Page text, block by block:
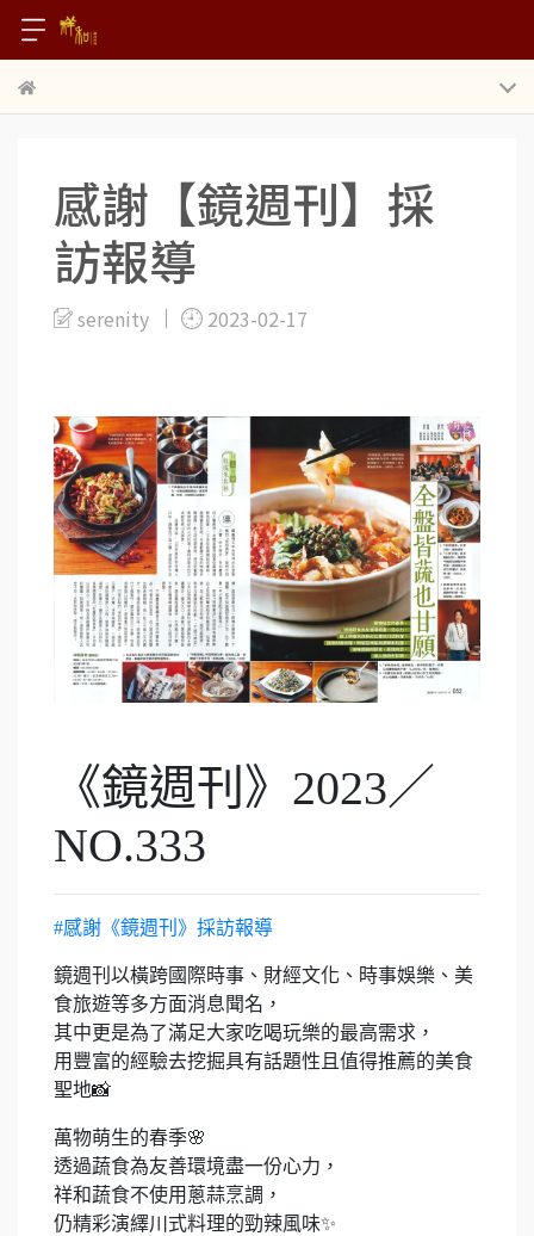
感謝【鏡週刊】採
訪報導
serenity 2023-02-17
《鏡週刊》2023／
NO.333
#感謝《鏡週刊》採訪報導
鏡週刊以橫跨國際時事、財經文化、時事娛樂、美
食旅遊等多方面消息聞名，
其中更是為了滿足大家吃喝玩樂的最高需求，
用豐富的經驗去挖掘具有話題性且值得推薦的美食
聖地📸
萬物萌生的春季🌸
透過蔬食為友善環境盡一份心力，
祥和蔬食不使用蔥蒜烹調，
仍精彩演繹川式料理的勁辣風味✨